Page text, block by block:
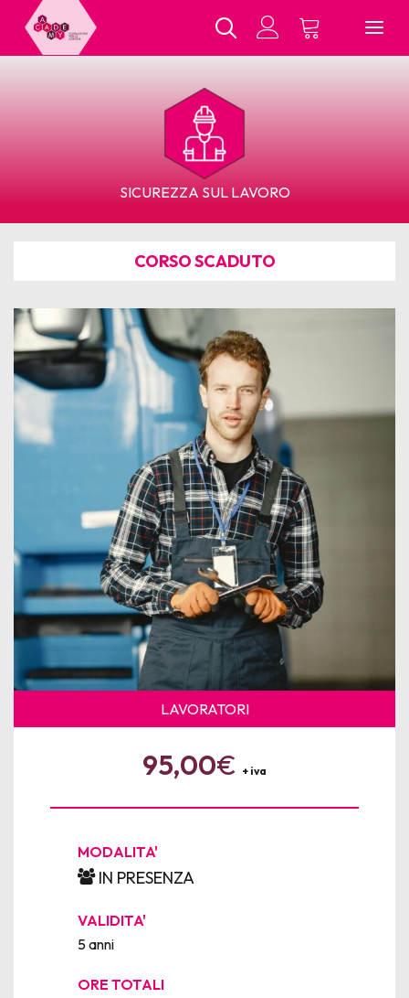
Chi Siamo
Tutti i Corsi
In Presenza
E-Learning
Contatti
News
Per le Aziende
SICUREZZA SUL LAVORO
CORSO SCADUTO
LAVORATORI
95,00€ + iva
MODALITA'
IN PRESENZA
VALIDITA'
5 anni
ORE TOTALI